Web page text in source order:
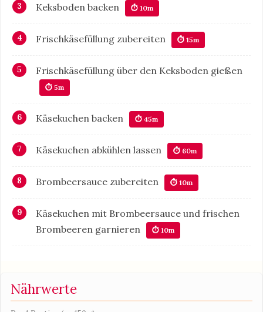
Keksboden backen ⏱ 10m
Frischkäsefüllung zubereiten ⏱ 15m
Frischkäsefüllung über den Keksboden gießen
⏱ 5m
Käsekuchen backen ⏱ 45m
Käsekuchen abkühlen lassen ⏱ 60m
Brombeersauce zubereiten ⏱ 10m
Käsekuchen mit Brombeersauce und frischen
Brombeeren garnieren
⏱ 10m
Nährwerte